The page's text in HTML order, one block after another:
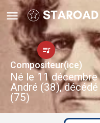
Compositeur(ice)
Né le 11
André (38),
(75)